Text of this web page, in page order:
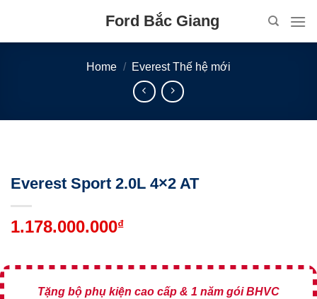
content
Ford Bắc Giang
Home / Everest Thế hệ mới
Everest Sport 2.0L 4×2 AT
1.178.000.000₫
Tặng bộ phụ kiện cao cấp & 1 năm gói BHVC